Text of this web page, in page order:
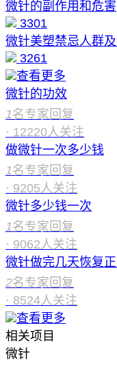
微针的副作用和危害
3301
微针美塑禁忌人群
3261
查看更多
微针的功效
1名专家回复
· 12220人关注
做微针一次多少钱
1名专家回复
· 9205人关注
微针多少钱一次
1名专家回复
· 9062人关注
微针做完几天恢复正
2名专家回复
· 8524人关注
查看更多
相关项目
微针